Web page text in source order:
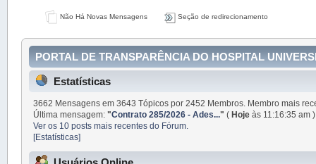
Não Há Novas Mensagens Seção de redirecionamento
PORTAL DE TRANSPARÊNCIA DO HOSPITAL
Estatísticas
3662 Mensagens em 3643 Tópicos por 2452 Membros. Membro mais
Última mensagem:"Contrato 285/2026 - Ades..." (Hoje às 11:16:35 am )
Ver os 10 posts mais recentes do Fórum.
[Estatísticas]